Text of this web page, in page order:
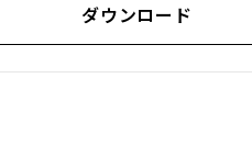
ダウンロード